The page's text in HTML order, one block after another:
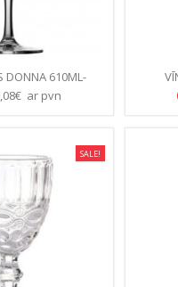
DONNA 610ML-
KASTE)ar pvn
SALE!